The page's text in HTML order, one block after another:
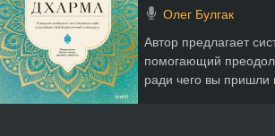
Олег Булгак
Автор предлагает
помогающий
ради чего вы пришли